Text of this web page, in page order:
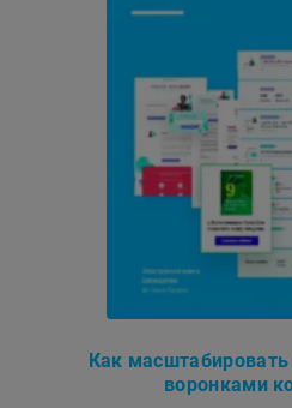
Как
воронками